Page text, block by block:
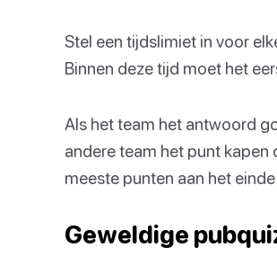
Stel een tijdslimiet in voor
Binnen deze tijd moet het
Als het team het antwoord
andere team het punt
meeste punten aan het
Geweldige